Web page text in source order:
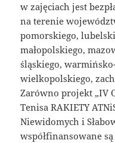
w zajęciach jest
na terenie
pomorskiego,
małopolskiego,
śląskiego,
wielkopolskiego,
Zarówno projekt „IV
Tenisa RAKIETY
Niewidomych i
współfinansowane